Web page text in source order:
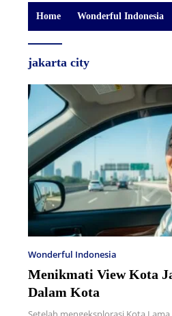
Home Wonderful Indonesia
jakarta city
Wonderful Indonesia
Menikmati View Kota
Dalam Kota